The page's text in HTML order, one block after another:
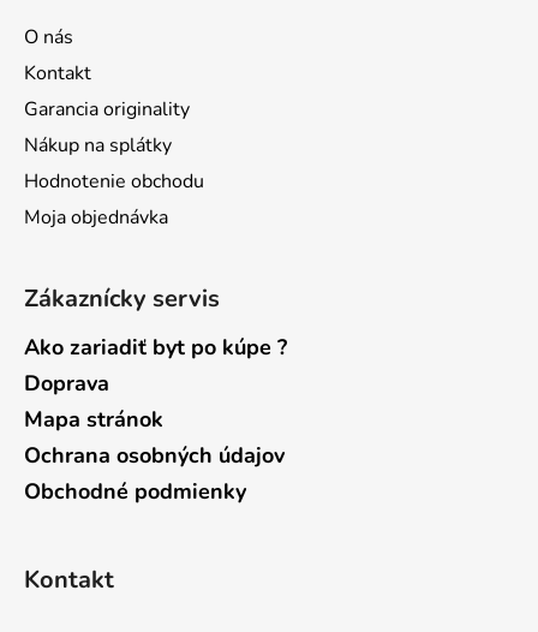
O nás
Kontakt
Garancia originality
Nákup na splátky
Hodnotenie obchodu
Moja objednávka
Zákaznícky servis
Ako zariadiť byt po kúpe ?
Doprava
Mapa stránok
Ochrana osobných údajov
Obchodné podmienky
Kontakt